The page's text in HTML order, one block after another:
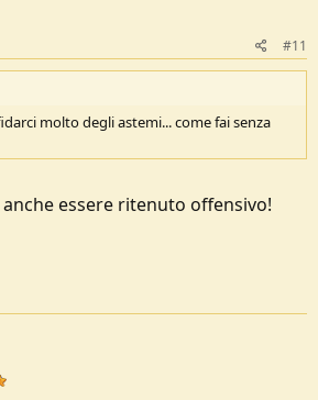
#11
molto degli astemi... come fai senza
essere ritenuto offensivo!